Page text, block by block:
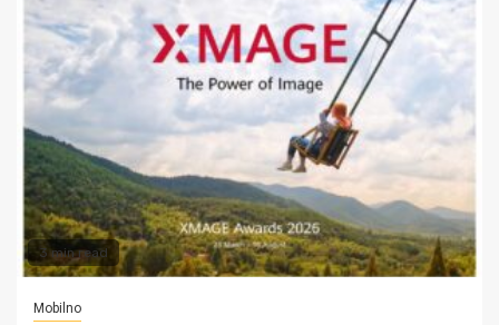
3 min read
Mobilno